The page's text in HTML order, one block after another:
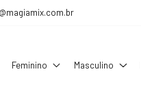
Feminino Masculino